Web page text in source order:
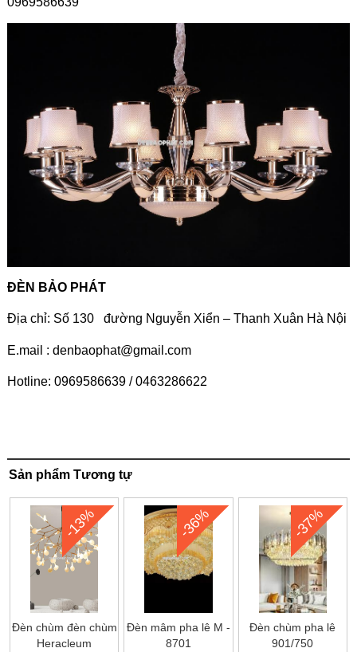
ĐÈN BẢO PHÁT
Địa chỉ: Số 130 đường Nguyễn Xiển – Thanh Xuân Hà Nội
E.mail : denbaophat@gmail.com
Hotline: 0969586639 / 0463286622
Sản phẩm Tương tự
-13%
Đèn chùm đèn chùm
Heracleum
-36%
Đèn mâm pha lê M -
8701
-37%
Đèn chùm pha lê
901/750